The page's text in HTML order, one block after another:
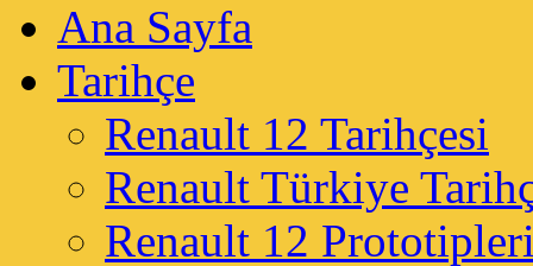
Ana Sayfa
Tarihçe
Renault 12 Tarihçesi
Renault Türkiye
Renault 12